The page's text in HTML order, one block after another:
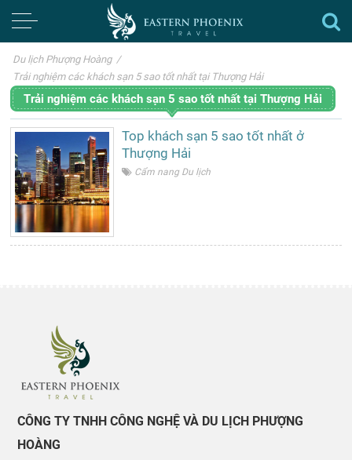
Du lịch Phượng Hoàng /
Trải nghiệm các khách sạn 5 sao tốt nhất tại Thượng Hải
Trải nghiệm các khách sạn 5 sao tốt nhất tại Thượng Hải
Top khách sạn 5 sao tốt nhất ở
Thượng Hải
Cẩm nang Du lịch
CÔNG TY TNHH CÔNG NGHỆ VÀ DU LỊCH PHƯỢNG
HOÀNG